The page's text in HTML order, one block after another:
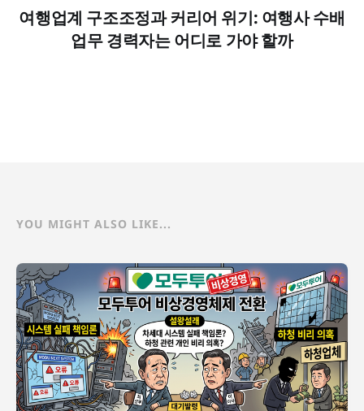
여행업계 구조조정과 커리어 위기: 여행사 수배
업무 경력자는 어디로 가야 할까
YOU MIGHT ALSO LIKE...